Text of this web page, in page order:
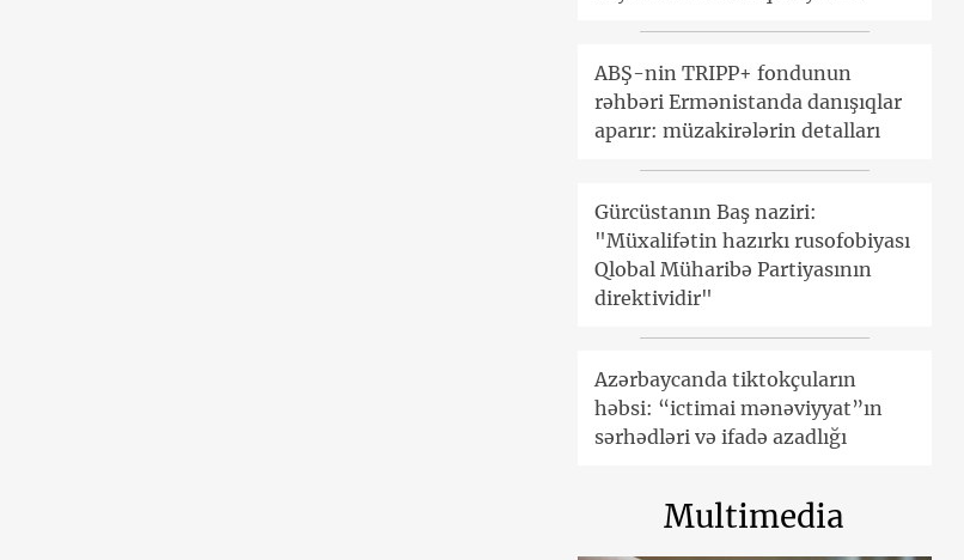
ABŞ-nin TRIPP+ fondunun
rəhbəri Ermənistanda danışıqlar
aparır: müzakirələrin detalları
Gürcüstanın Baş naziri:
"Müxalifətin hazırkı rusofobiyası
Qlobal Müharibə Partiyasının
direktividir"
Azərbaycanda tiktokçuların
həbsi: “ictimai mənəviyyat”ın
sərhədləri və ifadə azadlığı
Multimedia